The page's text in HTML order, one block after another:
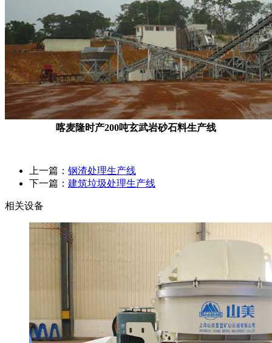
喀麦隆时产200吨玄武岩砂石料生产线
上一篇： 钢渣处理生产线
下一篇： 建筑垃圾处理生产线
相关设备